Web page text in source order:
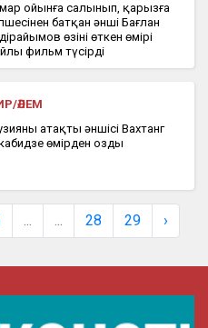
ойынға салынып, қарызға
батқан әнші Бағлан
өзінің өткен өмірі
фильм түсірді
ӘЛЕМ
атақты әншісі Вахтанг
өмірден озды
28 29 ›